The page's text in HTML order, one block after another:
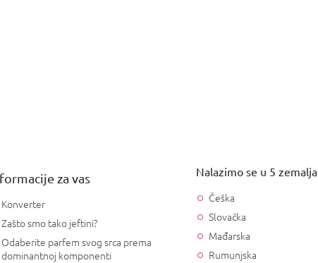
za vas
Konverter
Zašto smo tako jeftini?
Odaberite parfem svog srca prema
dominantnoj komponenti
Nalazimo se u 5 zemalja
Češka
Slovačka
Mađarska
Rumunjska